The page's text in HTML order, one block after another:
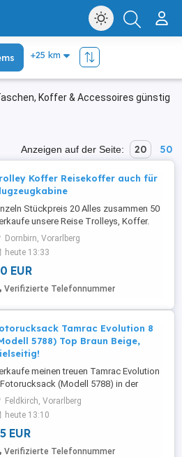
Koffer & Accessoires günstig
Anzeigen auf der Seite: 20 50
Koffer Reisekoffer auch für
Stückpreis 20 Alles zusammen 50
unsere Reise Trolleys, Koffer.
zusammen günstig abzugeben auch
erwerbbar. Alle mit
(ausziehbar
Dornbirn, Vorarlberg
heute 13:33
EUR
Verifizierte Telefonnummer
Tamrac Evolution 8
5788) Top Braun Beige,
meinen treuen Tamrac Evolution
(Modell 5788) in der
Farbkombination Braun Khaki
Der Rucksack ist in einem sehr
gepflegten Zustand und voll
Er ist ein echtes Multitalent
perfekt für Fotografen, die viel
Feldkirch, Vorarlberg
heute 13:10
EUR
Verifizierte Telefonnummer